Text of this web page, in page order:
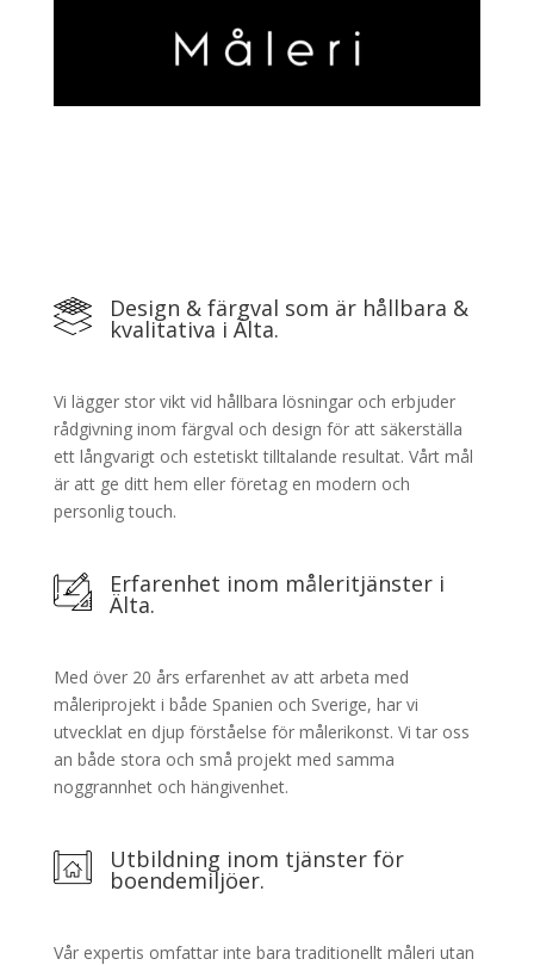
Design & färgval som är hållbara &
kvalitativa i Älta.
Vi lägger stor vikt vid hållbara lösningar och erbjuder
rådgivning inom färgval och design för att säkerställa
ett långvarigt och estetiskt tilltalande resultat. Vårt mål
är att ge ditt hem eller företag en modern och
personlig touch.
Erfarenhet inom måleritjänster i
Älta.
Med över 20 års erfarenhet av att arbeta med
måleriprojekt i både Spanien och Sverige, har vi
utvecklat en djup förståelse för målerikonst. Vi tar oss
an både stora och små projekt med samma
noggrannhet och hängivenhet.
Utbildning inom tjänster för
boendemiljöer.
Vår expertis omfattar inte bara traditionellt måleri utan